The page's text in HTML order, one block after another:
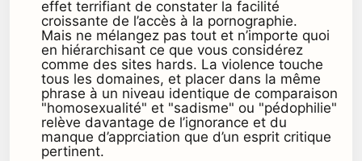
effet terrifiant de constater la facilité
croissante de l’accès à la pornographie.
Mais ne mélangez pas tout et n’importe quoi
en hiérarchisant ce que vous considérez
comme des sites hards. La violence touche
tous les domaines, et placer dans la même
phrase à un niveau identique de comparaison
"homosexualité" et "sadisme" ou "pédophilie"
relève davantage de l’ignorance et du
manque d’apprciation que d’un esprit critique
pertinent.